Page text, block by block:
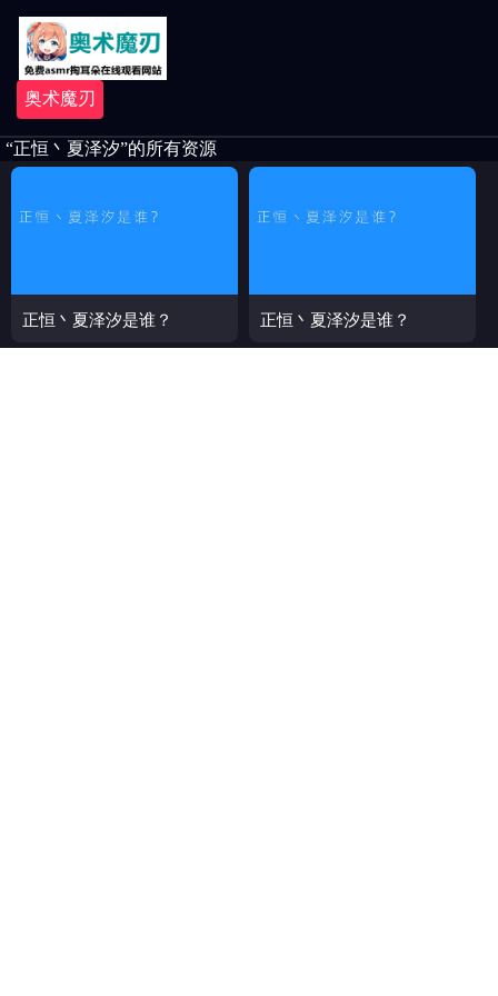
奥术魔刃
“正恒丶夏泽汐”的所有资源
正恒丶夏泽汐是谁？ 正恒丶夏泽汐是谁？